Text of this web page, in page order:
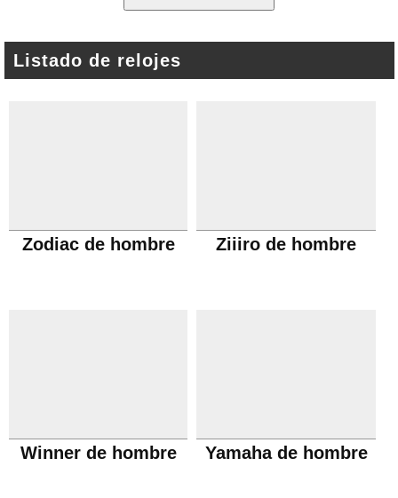
Listado de relojes
Zodiac de hombre Ziiiro de hombre
Winner de hombre Yamaha de hombre